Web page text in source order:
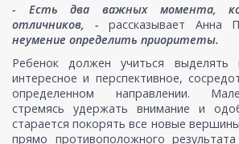
- Есть два важных момента,
отличников, - рассказывает Анна
неумение определить приоритеты.
Ребенок должен учиться выделять
интересное и перспективное,
определенном направлении.
стремясь удержать внимание и
старается покорять все новые
прямо противоположного